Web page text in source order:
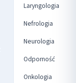
Laryngologia
Nefrologia
Neurologia
Odporność
Onkologia